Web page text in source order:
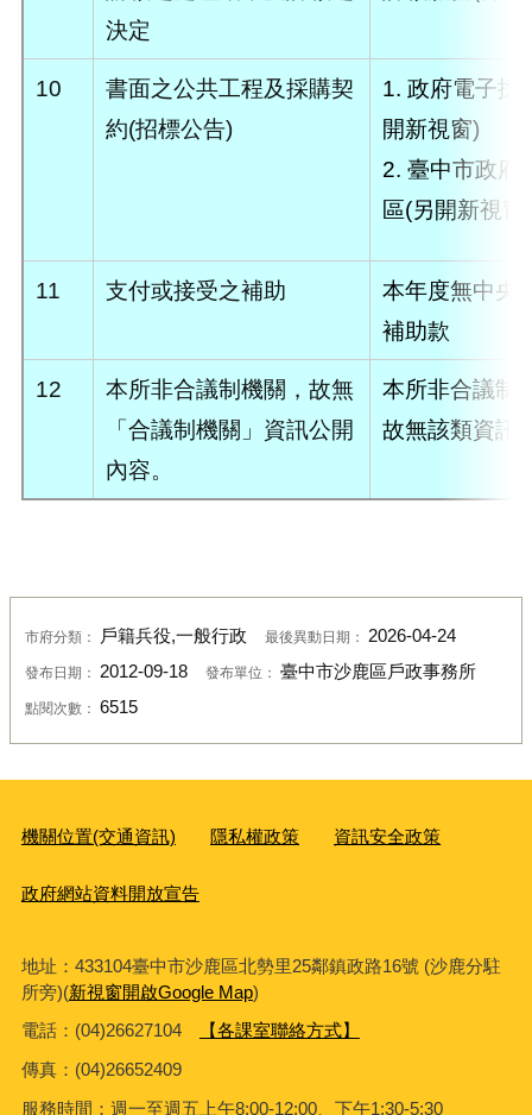
決定
10
書面之公共工程及採購契
約(招標公告)
1. 政府電子採
開新視窗)
2. 臺中市政府
區(另開新視窗)
11 支付或接受之補助
本年度無中央
補助款
12
本所非合議制機關，故無
「合議制機關」資訊公開
內容。
本所非合議制
故無該類資訊
市府分類： 戶籍兵役,一般行政 最後異動日期： 2026-04-24
發布日期： 2012-09-18 發布單位： 臺中市沙鹿區戶政事務所
點閱次數： 6515
機關位置(交通資訊) 隱私權政策 資訊安全政策
政府網站資料開放宣告
地址：433104臺中市沙鹿區北勢里25鄰鎮政路16號 (沙鹿分駐
所旁)(新視窗開啟Google Map)
電話：(04)26627104
【各課室聯絡方式】
傳真： (04)26652409
服務時間：週一至週五上午8:00-12:00、下午1:30-5:30